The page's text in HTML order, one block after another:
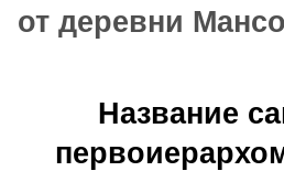
от деревни
Название